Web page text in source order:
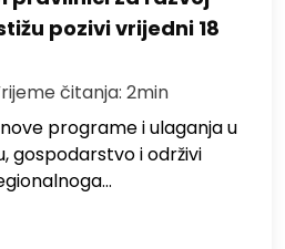
pozivi vrijedni 18
čitanja: 2min
programe i ulaganja u
gospodarstvo i održivi